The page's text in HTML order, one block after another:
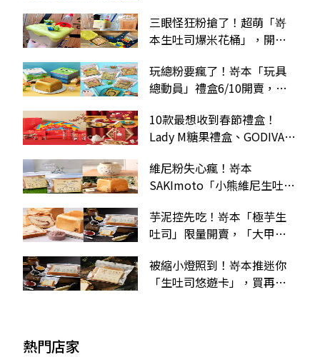
三眼怪狂粉搶了！超萌「嵜
本生吐司爆米花桶」，開賣
玩總粉要瘋了！嵜本「玩具
總動員」禮盒6/10開賣，三
10款最想收到春節禮盒！
Lady M糖果禮盒、GODIVA虎
維尼粉失心瘋！嵜本
SAKImoto「小熊維尼生吐
碗、皮革圍裙
芋泥控先吃！嵜本「極芋生
吐司」限量開賣，「大甲芋
被縮小燈照到！嵜本推迷你
「生吐司悠遊卡」，買再送
熱門店家